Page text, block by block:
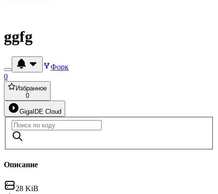
ggfg
Форк
0
Избранное
0
GigaIDE Cloud
Описание
28 KiB